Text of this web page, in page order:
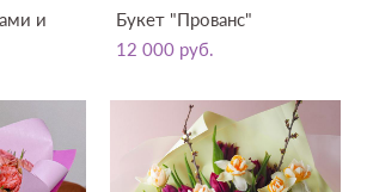
и
Букет "Прованс"
12 000 pуб.